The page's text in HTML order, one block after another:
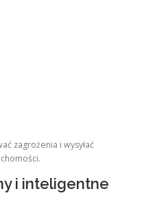
zagrożenia i wysyłać
i inteligentne